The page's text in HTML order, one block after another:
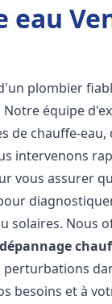
plombier
Notre équipe
de chauffe-
intervenons
vous assurer
solaires. Nous
besoins et à